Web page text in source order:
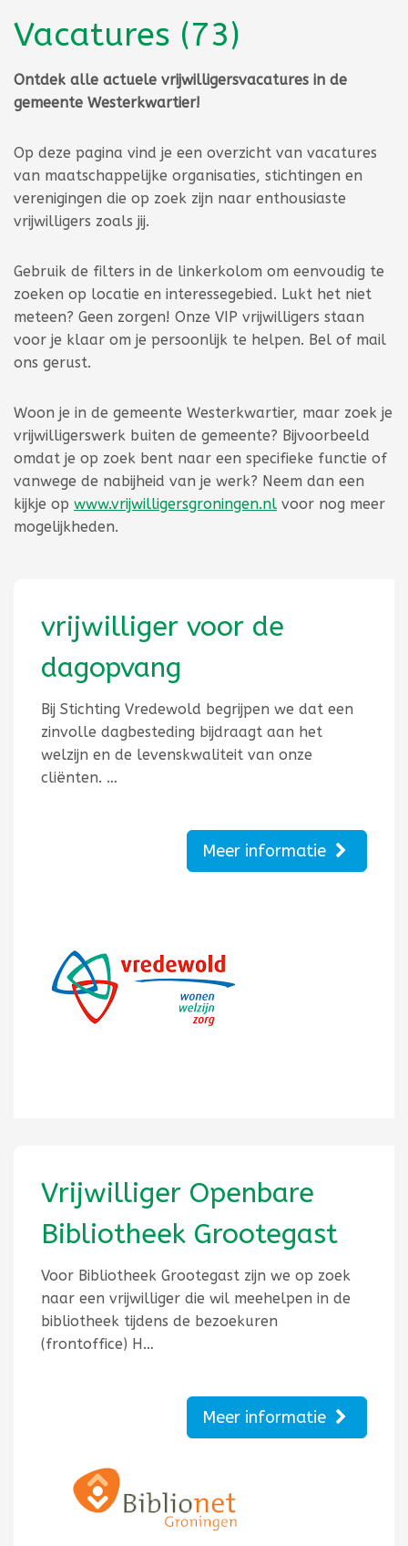
Vacatures (73)
Totaal aantal 73
Ontdek alle actuele vrijwilligersvacatures in de
gemeente Westerkwartier!
Op deze pagina vind je een overzicht van vacatures
van maatschappelijke organisaties, stichtingen en
verenigingen die op zoek zijn naar enthousiaste
vrijwilligers zoals jij.
Gebruik de filters in de linkerkolom om eenvoudig te
zoeken op locatie en interessegebied. Lukt het niet
meteen? Geen zorgen! Onze VIP vrijwilligers staan
voor je klaar om je persoonlijk te helpen. Bel of mail
ons gerust.
Woon je in de gemeente Westerkwartier, maar zoek je
vrijwilligerswerk buiten de gemeente? Bijvoorbeeld
omdat je op zoek bent naar een specifieke functie of
vanwege de nabijheid van je werk? Neem dan een
kijkje op www.vrijwilligersgroningen.nl voor nog meer
mogelijkheden.
vrijwilliger voor de
dagopvang
Bij Stichting Vredewold begrijpen we dat een
zinvolle dagbesteding bijdraagt aan het
welzijn en de levenskwaliteit van onze
cliënten. …
Meer informatie
Vrijwilliger Openbare
Bibliotheek Grootegast
Voor Bibliotheek Grootegast zijn we op zoek
naar een vrijwilliger die wil meehelpen in de
bibliotheek tijdens de bezoekuren
(frontoffice) H…
Meer informatie